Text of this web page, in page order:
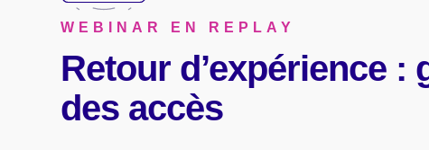
WEBINAR EN REPLAY
Retour d’expérience :
des accès